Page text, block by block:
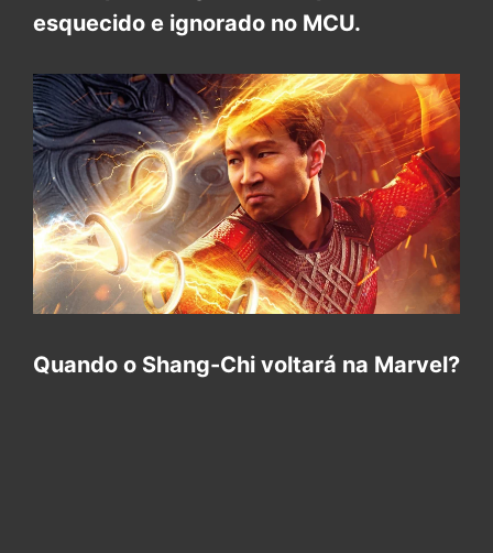
esquecido e ignorado no MCU.
Quando o Shang-Chi voltará na Marvel?